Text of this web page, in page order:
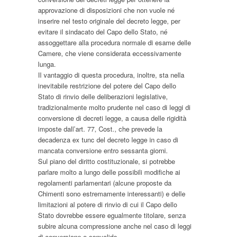
approvazione di disposizioni che non vuole né
inserire nel testo originale del decreto legge, per
evitare il sindacato del Capo dello Stato, né
assoggettare alla procedura normale di esame delle
Camere, che viene considerata eccessivamente
lunga.
Il vantaggio di questa procedura, inoltre, sta nella
inevitabile restrizione del potere del Capo dello
Stato di rinvio delle deliberazioni legislative,
tradizionalmente molto prudente nel caso di leggi di
conversione di decreti legge, a causa delle rigidità
imposte dall’art. 77, Cost., che prevede la
decadenza ex tunc del decreto legge in caso di
mancata conversione entro sessanta giorni.
Sul piano del diritto costituzionale, si potrebbe
parlare molto a lungo delle possibili modifiche ai
regolamenti parlamentari (alcune proposte da
Chimenti sono estremamente interessanti) e delle
limitazioni al potere di rinvio di cui il Capo dello
Stato dovrebbe essere egualmente titolare, senza
subire alcuna compressione anche nel caso di leggi